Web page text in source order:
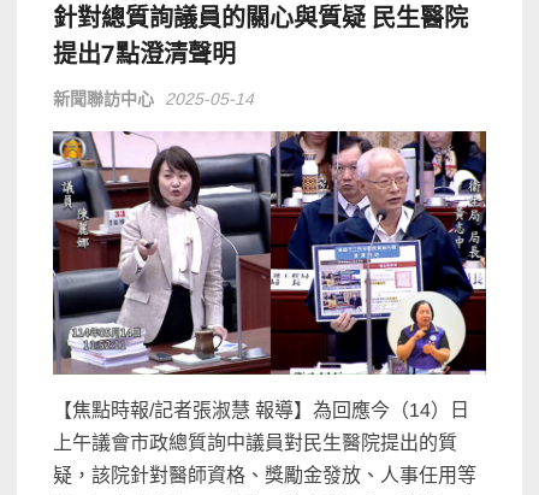
針對總質詢議員的關心與質疑 民生醫院
提出7點澄清聲明
新聞聯訪中心 2025-05-14
【焦點時報/記者張淑慧 報導】為回應今（14）日
上午議會市政總質詢中議員對民生醫院提出的質
疑，該院針對醫師資格、獎勵金發放、人事任用等